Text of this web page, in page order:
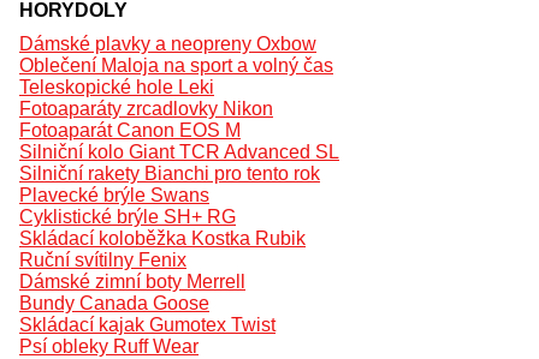
HORYDOLY
Dámské plavky a neopreny Oxbow
Oblečení Maloja na sport a volný čas
Teleskopické hole Leki
Fotoaparáty zrcadlovky Nikon
Fotoaparát Canon EOS M
Silniční kolo Giant TCR Advanced SL
Silniční rakety Bianchi pro tento rok
Plavecké brýle Swans
Cyklistické brýle SH+ RG
Skládací koloběžka Kostka Rubik
Ruční svítilny Fenix
Dámské zimní boty Merrell
Bundy Canada Goose
Skládací kajak Gumotex Twist
Psí obleky Ruff Wear